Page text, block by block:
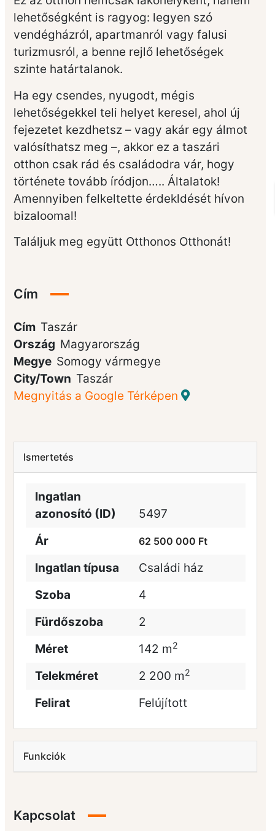
lehetőségként is ragyog: legyen szó
vendégházról, apartmanról vagy falusi
turizmusról, a benne rejlő lehetőségek
szinte határtalanok.
Ha egy csendes, nyugodt, mégis
lehetőségekkel teli helyet keresel, ahol új
fejezetet kezdhetsz – vagy akár egy álmot
valósíthatsz meg –, akkor ez a taszári
otthon csak rád és családodra vár, hogy
története tovább íródjon….. Általatok!
Amennyiben felkeltette érdekldését hívon
bizaloomal!
Találjuk meg együtt Otthonos Otthonát!
Cím
Cím Taszár
Ország Magyarország
Megye Somogy vármegye
City/Town Taszár
Megnyitás a Google Térképen
Ismertetés
Ingatlan
azonosító (ID)
5497
Ár
62 500 000 Ft
Ingatlan típusa
Családi ház
Szoba
4
Fürdőszoba
2
Méret
142 m2
Telekméret 2 200 m2
Felirat Felújított
Funkciók
Kapcsolat